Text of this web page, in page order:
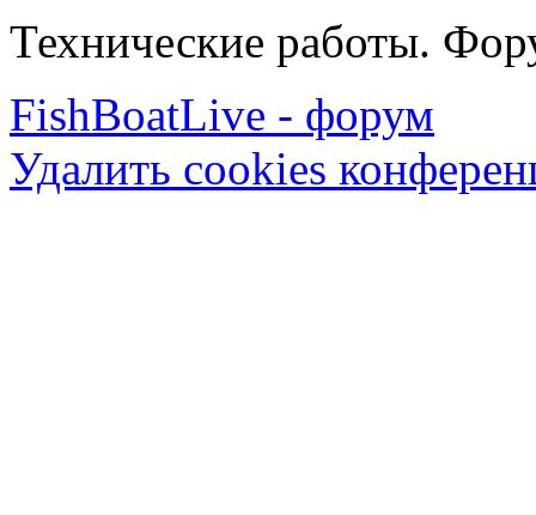
Технические работы.
FishBoatLive - форум
Удалить cookies